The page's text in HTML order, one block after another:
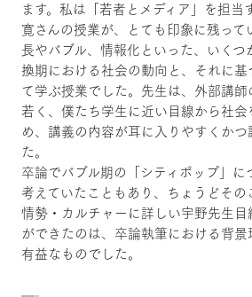
ます。私は「若者とメディア」を担当
寛さんの授業が、とても印象に残って
長やバブル、情報化といった、いく
換期における社会の動向と、それに
て学ぶ授業でした。先生は、外部講
若く、僕たち学生に近い目線から社会
め、講義の内容が耳に入りやすくか
た。
卒論でバブル期の「シティポップ」に
考えていたこともあり、ちょうどそ
情勢・カルチャーに詳しい宇野先生目
ができたのは、卒論執筆における背
有益なものでした。